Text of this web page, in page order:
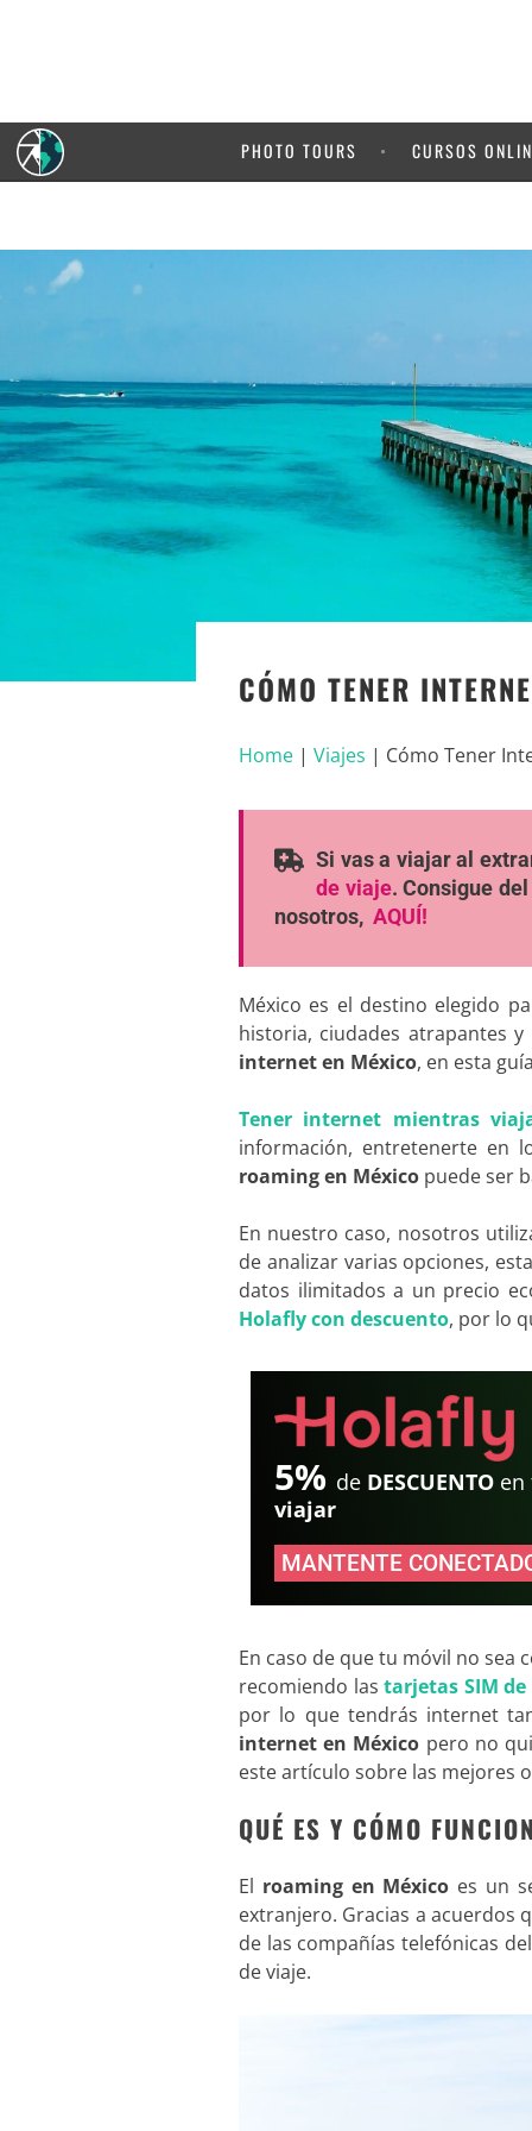
PHOTO TOURS CURSOS
CÓMO TENER
Home | Viajes | Cómo Tener
Si vas a viajar al
de viaje. Consigue del
nosotros, AQUÍ!
México es el destino elegido
historia, ciudades atrapantes
internet en México, en esta
Tener internet mientras
información, entretenerte en
roaming en México puede ser
En nuestro caso, nosotros
de analizar varias opciones,
datos ilimitados a un precio
Holafly con descuento, por lo
5% de DESCUENTO
viajar
MANTENTE
En caso de que tu móvil no sea
recomiendo lastarjetas SIM
por lo que tendrás internet
internet en México pero no
este artículo sobre las mejores
QUÉ ES Y CÓMO
El roaming en México es un
extranjero. Gracias a acuerdos
de las compañías telefónicas
de viaje.